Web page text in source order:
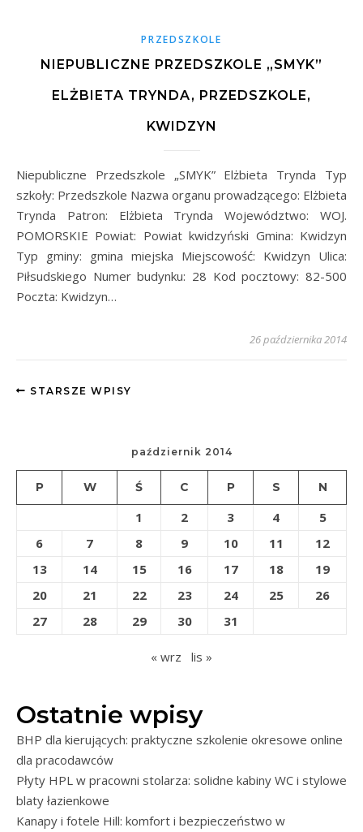
PRZEDSZKOLE
NIEPUBLICZNE PRZEDSZKOLE „SMYK”
ELŻBIETA TRYNDA, PRZEDSZKOLE,
KWIDZYN
Niepubliczne Przedszkole „SMYK” Elżbieta Trynda Typ
szkoły: Przedszkole Nazwa organu prowadzącego: Elżbieta
Trynda Patron: Elżbieta Trynda Województwo: WOJ.
POMORSKIE Powiat: Powiat kwidzyński Gmina: Kwidzyn
Typ gminy: gmina miejska Miejscowość: Kwidzyn Ulica:
Piłsudskiego Numer budynku: 28 Kod pocztowy: 82-500
Poczta: Kwidzyn…
26 października 2014
STARSZE WPISY
październik 2014
P W Ś C P S N
1 2 3 4
5
6
7 8 9 10 11
12
13
14 15 16 17 18
19
20
21 22 23 24 25
26
27
28 29 30 31
« wrz lis »
Ostatnie wpisy
BHP dla kierujących: praktyczne szkolenie okresowe online
dla pracodawców
Płyty HPL w pracowni stolarza: solidne kabiny WC i stylowe
blaty łazienkowe
Kanapy i fotele Hill: komfort i bezpieczeństwo w